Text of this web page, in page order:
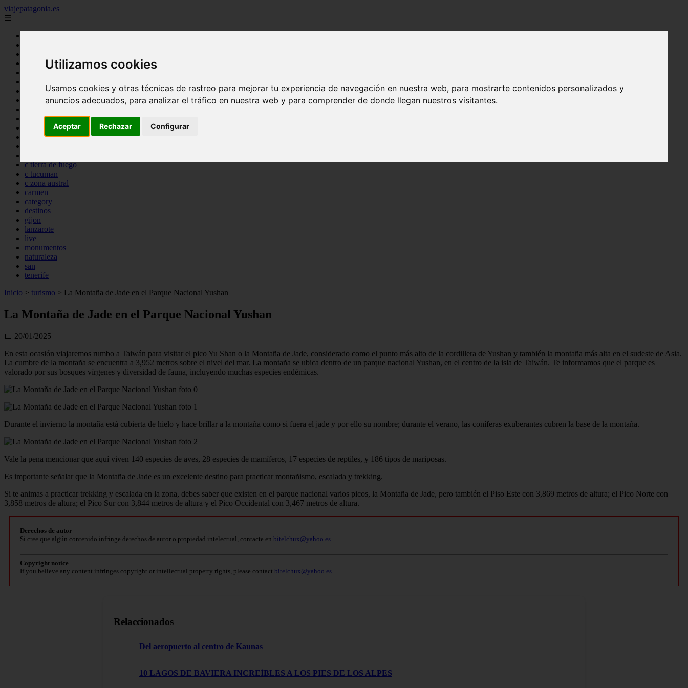
Utilizamos cookies
Usamos cookies y otras técnicas de rastreo para mejorar tu experiencia de navegación en nuestra web, para mostrarte contenidos personalizados y
anuncios adecuados, para analizar el tráfico en nuestra web y para comprender de donde llegan nuestros visitantes.
Aceptar Rechazar Configurar
viajepatagonia.es
☰
c cordoba
c entre rios
c mendoza
c neuquen
c provincias
c tierra de fuego
c tucuman
c zona austral
carmen
category
destinos
gijon
lanzarote
live
monumentos
naturaleza
san
tenerife
Inicio > turismo > La Montaña de Jade en el Parque Nacional Yushan
La Montaña de Jade en el Parque Nacional Yushan
📅 20/01/2025
En esta ocasión viajaremos rumbo a Taiwán para visitar el pico Yu Shan o la Montaña de Jade, considerado como el punto más alto de la cordillera de Yushan y también la montaña más alta en el sudeste de Asia.
La cumbre de la montaña se encuentra a 3,952 metros sobre el nivel del mar. La montaña se ubica dentro de un parque nacional Yushan, en el centro de la isla de Taiwán. Te informamos que el parque es
valorado por sus bosques vírgenes y diversidad de fauna, incluyendo muchas especies endémicas.
Durante el invierno la montaña está cubierta de hielo y hace brillar a la montaña como si fuera el jade y por ello su nombre; durante el verano, las coníferas exuberantes cubren la base de la montaña.
Vale la pena mencionar que aquí viven 140 especies de aves, 28 especies de mamíferos, 17 especies de reptiles, y 186 tipos de mariposas.
Es importante señalar que la Montaña de Jade es un excelente destino para practicar montañismo, escalada y trekking.
Si te animas a practicar trekking y escalada en la zona, debes saber que existen en el parque nacional varios picos, la Montaña de Jade, pero también el Piso Este con 3,869 metros de altura; el Pico Norte con
3,858 metros de altura; el Pico Sur con 3,844 metros de altura y el Pico Occidental con 3,467 metros de altura.
Derechos de autor
Si cree que algún contenido infringe derechos de autor o propiedad intelectual, contacte en bitelchux@yahoo.es
Copyright notice
If you believe any content infringes copyright or intellectual property rights, please contact bitelchux@yahoo.es
Relaccionados
Del aeropuerto al centro de Kaunas
10 LAGOS DE BAVIERA INCREÍBLES A LOS PIES DE LOS ALPES